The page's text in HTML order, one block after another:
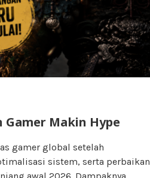
Makin Hype
gamer global setelah
sistem, serta perbaikan